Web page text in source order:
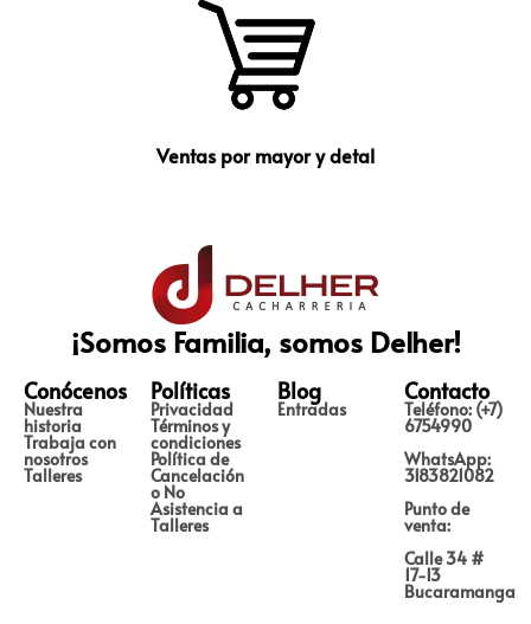
Ventas por mayor y detal
¡Somos Familia, somos Delher!
Conócenos
Nuestra
historia
Trabaja con
nosotros
Talleres
Políticas
Privacidad
Términos y
condiciones
Política de
Cancelación
o No
Asistencia a
Talleres
Blog
Entradas
Contacto
Teléfono: (+7)
6754990
WhatsApp:
3183821082
Punto de
venta:
Calle 34 #
17-13
Bucaramanga